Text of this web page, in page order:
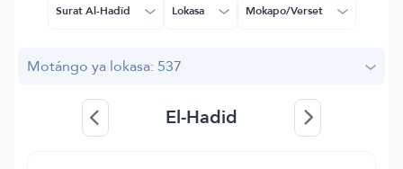
Surat Al-Hadîd Lokasa Mokapo/Verset
Motángo ya lokasa: 537
El-Hadid